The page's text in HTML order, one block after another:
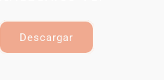
Descargar